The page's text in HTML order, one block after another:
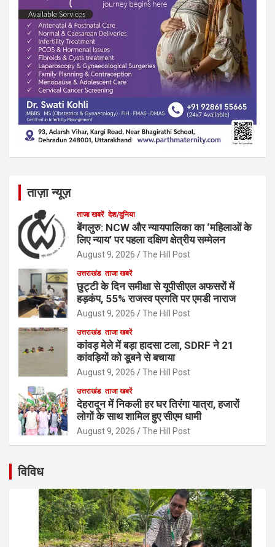
ताज़ा न्यूज़
ताजा खबरें देश/दुनिया
बेंगलुरु: NCW और न्यायपालिका का ‘महिलाओं के
लिए न्याय’ पर पहला दक्षिण क्षेत्रीय सम्मेलन
August 9, 2026 The Hill Post
उत्तराखंड ताजा खबरें
छुट्टी के दिन समीक्षा से यूपीसीएल अफसरों में
हड़कंप, 55% राजस्व प्रगति पर एमडी नाराज
August 9, 2026 The Hill Post
उत्तराखंड ताजा खबरें
कांवड़ मेले में बड़ा हादसा टला, SDRF ने 21
कांवड़ियों को डूबने से बचाया
August 9, 2026 The Hill Post
उत्तराखंड ताजा खबरें
देहरादून में निकली हर घर तिरंगा यात्रा, हजारों
लोगों के साथ शामिल हुए सीएम धामी
August 9, 2026 The Hill Post
विविध